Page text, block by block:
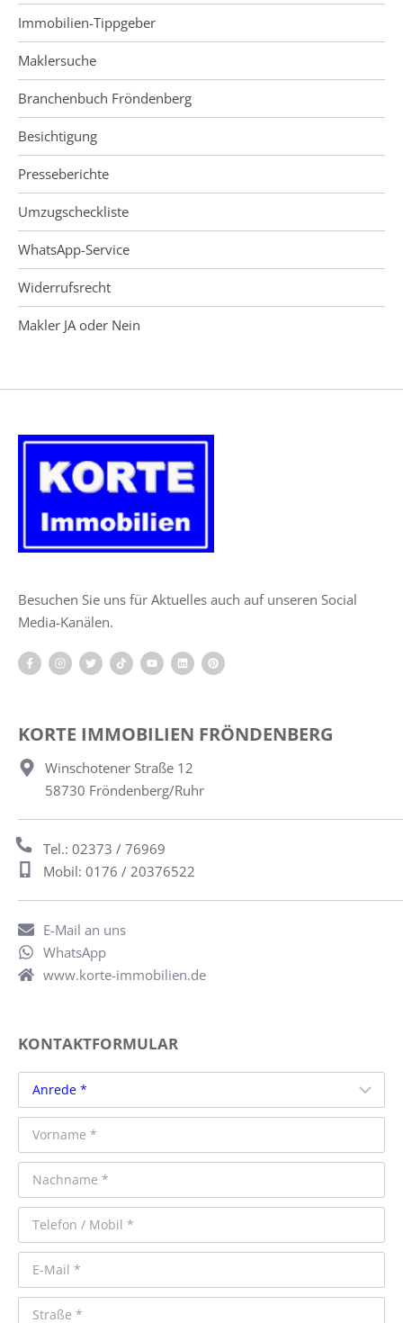
Immobilien-Tippgeber
Maklersuche
Branchenbuch Fröndenberg
Besichtigung
Presseberichte
Umzugscheckliste
WhatsApp-Service
Widerrufsrecht
Makler JA oder Nein
Besuchen Sie uns für Aktuelles auch auf unseren Social
Media-Kanälen.
KORTE IMMOBILIEN FRÖNDENBERG
Winschotener Straße 12
58730 Fröndenberg/Ruhr
Tel.: 02373 / 76969
Mobil: 0176 / 20376522
E-Mail an uns
WhatsApp
www.korte-immobilien.de
KONTAKTFORMULAR